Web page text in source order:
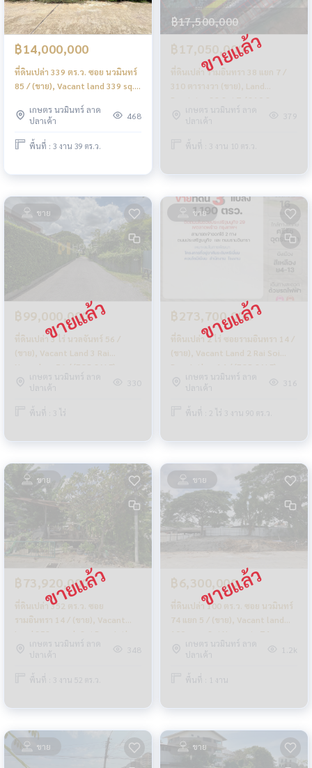
฿14,000,000
ที่ดินเปล่า 339 ตร.ว. ซอย นวมินทร์
85 / (ขาย), Vacant land 339 sq.w.
PIK080เกษตร นวมินทร์ ลาด
ปลาเค้า
468
พื้นที่ : 3 งาน 39 ตร.ว.
฿17,500,000
฿17,050,000
ที่ดินเปล่า รามอินทรา 38 แยก 7 /
310 ตารางวา (ขาย), Land
Ramintra 38 Soi 7 / 310 Square
Wa (FOR SALE) TPM079
เกษตร นวมินทร์ ลาด
ปลาเค้า
379
พื้นที่ : 3 งาน 10 ตร.ว.
ขาย
฿99,000,000
ที่ดินเปล่า 3 ไร่ นวลจันทร์ 56 /
(ขาย), Vacant Land 3 Rai
Nuanchan 56 / (FOR SALE)
TPM032เกษตร นวมินทร์ ลาด
ปลาเค้า
330
พื้นที่ : 3 ไร่
ขาย
฿273,700,000
ที่ดินเปล่า 2 ไร่ ซอยรามอินทรา 14 /
(ขาย), Vacant Land 2 Rai Soi
Ram Inthra 14 / (FOR SALE)
TPM010เกษตร นวมินทร์ ลาด
ปลาเค้า
316
พื้นที่ : 2 ไร่ 3 งาน 90 ตร.ว.
ขาย
฿73,920,000
ที่ดินเปล่า 352 ตร.ว. ซอย
รามอินทรา 14 / (ขาย), Vacant
Land 352 sq.wah Soi Ram Inthra
14 / (FOR SALE) TPM008
เกษตร นวมินทร์ ลาด
ปลาเค้า
348
พื้นที่ : 3 งาน 52 ตร.ว.
ขาย
฿6,300,000
ที่ดินเปล่า 100 ตร.ว. ซอย นวมินทร์
74 แยก 5 / (ขาย), Vacant land
100 sq.w. Soi Nawamin 74
Intersection 5 / (FOR SALE)
เกษตร นวมินทร์ ลาด
ปลาเค้า
1.2k
พื้นที่ : 1 งาน
ขาย ขาย